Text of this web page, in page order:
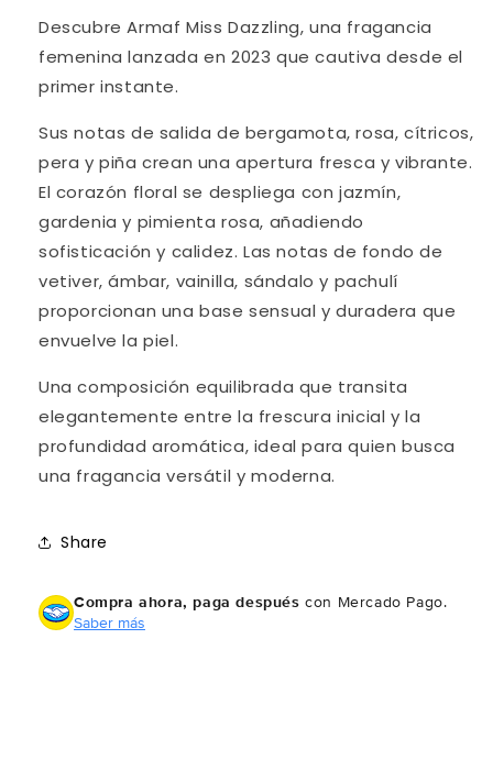
Eau
De
100
Para
Mujer
Eau
De
100
Para
Mujer
Descubre Armaf Miss Dazzling, una fragancia
femenina lanzada en 2023 que cautiva desde el
primer instante.
Sus notas de salida de bergamota, rosa, cítricos,
pera y piña crean una apertura fresca y vibrante.
El corazón floral se despliega con jazmín,
gardenia y pimienta rosa, añadiendo
sofisticación y calidez. Las notas de fondo de
vetiver, ámbar, vainilla, sándalo y pachulí
proporcionan una base sensual y duradera que
envuelve la piel.
Una composición equilibrada que transita
elegantemente entre la frescura inicial y la
profundidad aromática, ideal para quien busca
una fragancia versátil y moderna.
Share
Compra ahora, paga después con Mercado Pago.
Saber más
1 Agrega tu producto al carrito y
elige
pagar con Meses sin Tarjeta.
2 En tu cuenta de Mercado Pago,
3 Paga mes a mes
con saldo disponible,
débito u otros medios.
Crédito sujeto a aprobación.
¿Tienes dudas? Consulta nuestraAyuda.